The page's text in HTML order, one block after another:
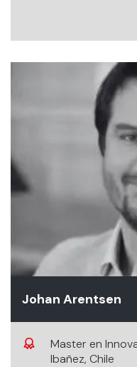
Johan Arentsen
Master en
Ibañez, Chile